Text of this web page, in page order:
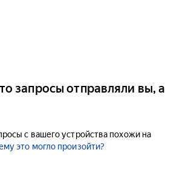
запросы отправляли вы, а
с вашего устройства похожи на
это могло произойти?